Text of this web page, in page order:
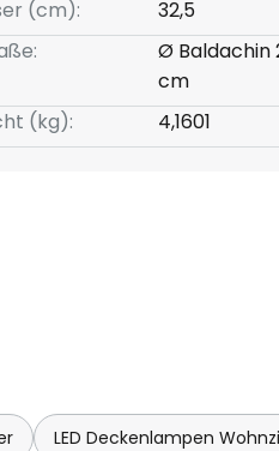
(cm):
32,5
Ø Baldachin
cm
(kg):
4,1601
LED Deckenlampen